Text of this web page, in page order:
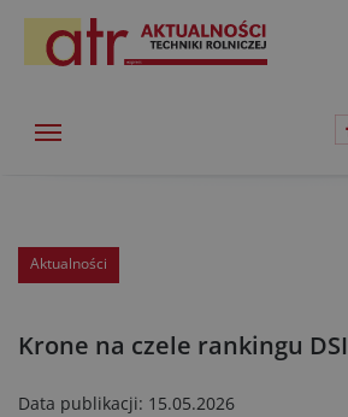
Aktualności
Krone na czele rankingu DSI
Data publikacji: 15.05.2026